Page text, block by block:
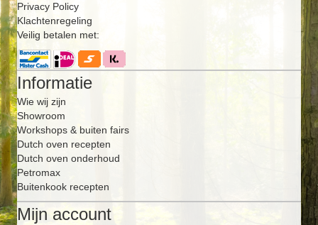
Privacy Policy
Klachtenregeling
Veilig betalen met:
Informatie
Wie wij zijn
Showroom
Workshops & buiten fairs
Dutch oven recepten
Dutch oven onderhoud
Petromax
Buitenkook recepten
Mijn account